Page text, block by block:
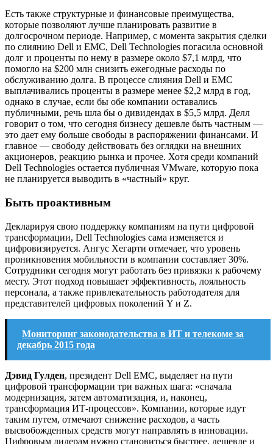
Есть также структурные и финансовые преимущества,
которые позволяют лучше планировать развитие в
долгосрочном периоде. Например, с момента закрытия сделки
по слиянию Dell и EMC, Dell Technologies погасила основной
долг и проценты по нему в размере около $7,1 млрд, что
помогло на $200 млн снизить ежегодные расходы по
обслуживанию долга. В процессе слияния Dell и EMC
выплачивались проценты в размере менее $2,2 млрд в год,
однако в случае, если бы обе компании оставались
публичными, речь шла бы о дивидендах в $5,5 млрд. Делл
говорит о том, что сегодня бизнесу дешевле быть частным —
это дает ему больше свободы в распоряжении финансами. И
главное — свободу действовать без оглядки на внешних
акционеров, реакцию рынка и прочее. Хотя среди компаний
Dell Technologies остается публичная VMware, которую пока
не планируется выводить в «частный» круг.
Быть проактивным
Декларируя свою поддержку компаниям на пути цифровой
трансформации, Dell Technologies сама изменяется и
цифровизируется. Ангус Хегарти отмечает, что уровень
проникновения мобильности в компании составляет 30%.
Сотрудники сегодня могут работать без привязки к рабочему
месту. Этот подход повышает эффективность, лояльность
персонала, а также привлекательность работодателя для
представителей цифровых поколений Y и Z.
Мониторинг законодательства в ИТ и телекоме за
декабрь 2015 года
Дэвид Гулден, президент Dell EMC, выделяет на пути
цифровой трансформации три важных шага: «сначала
модернизация, затем автоматизация, и, наконец,
трансформация ИТ-процессов». Компании, которые идут
таким путем, отмечают снижение расходов, а часть
высвобожденных средств могут направлять в инновации.
Цифровым лидерам нужно становиться быстрее, дешевле и